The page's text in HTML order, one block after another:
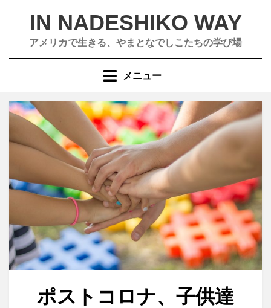
IN NADESHIKO WAY
アメリカで生きる、やまとなでしこたちの学び場
メニュー
ポストコロナ、子供達